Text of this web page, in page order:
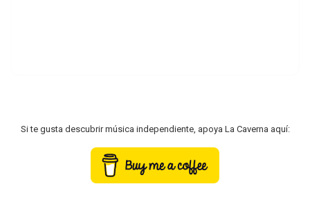
Si te gusta descubrir música independiente, apoya La Caverna aquí: